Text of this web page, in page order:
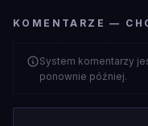
KOMENTARZE —
System komentarzy
ponownie później.